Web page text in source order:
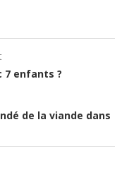
7 enfants ?
de la viande dans